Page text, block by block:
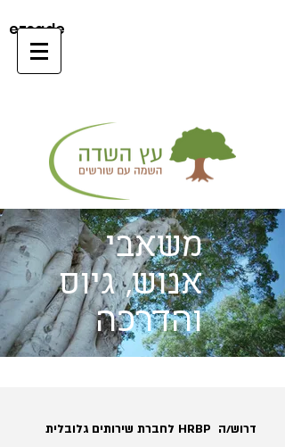
ezsade
משאבי
אנוש, גיוס
והדרכה
דרוש/ה HRBP לחברת שירותים גלובלית